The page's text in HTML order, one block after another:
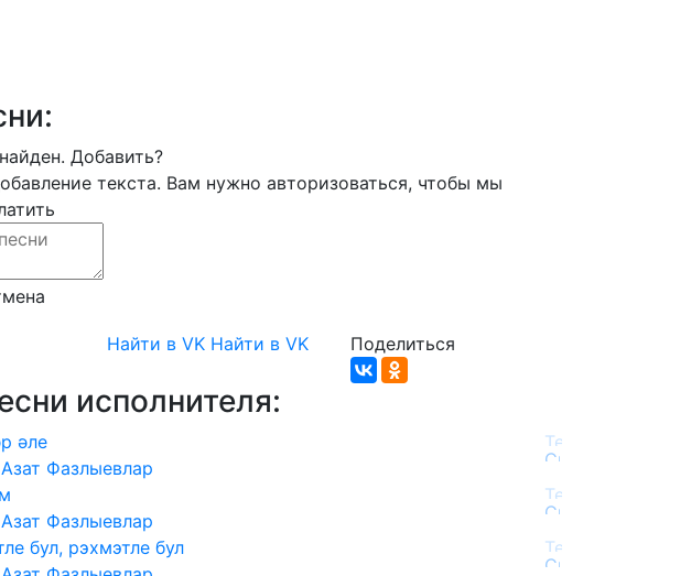
Добавить?
текста. Вам нужно авторизоваться, чтобы мы
Найти в VK Найти в VK Поделиться
исполнителя:
әле
Фазлыевлар
Фазлыевлар
бул, рэхмэтле бул